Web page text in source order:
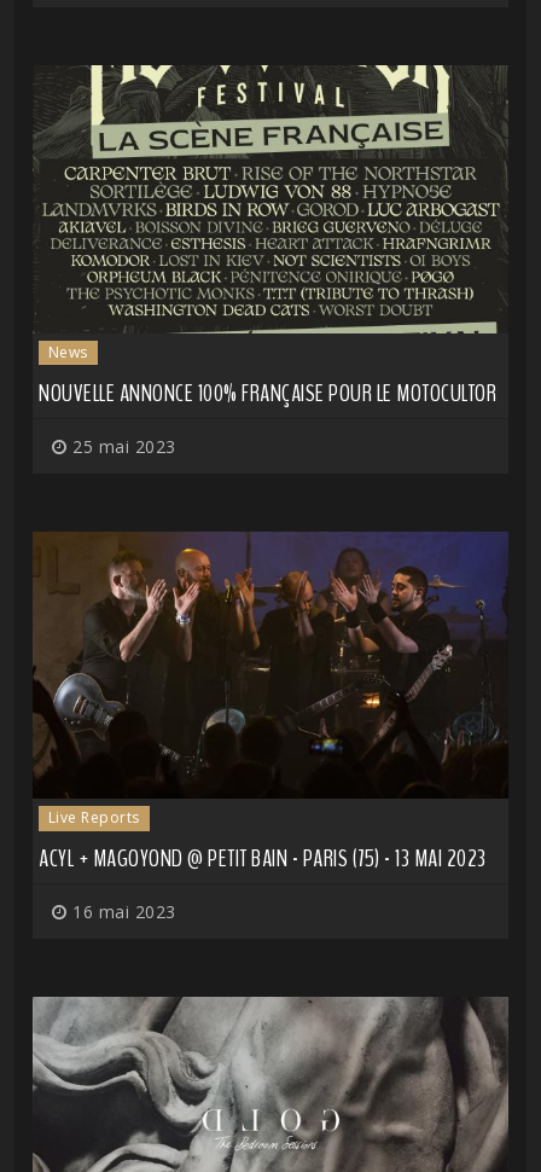
News
NOUVELLE ANNONCE 100% FRANÇAISE POUR LE MOTOCULTOR
25 mai 2023
Live Reports
ACYL + MAGOYOND @ PETIT BAIN - PARIS (75) - 13 MAI 2023
16 mai 2023